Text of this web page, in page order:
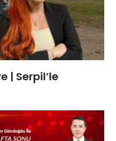
| Serpil’le